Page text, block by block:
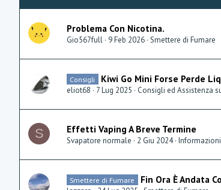
Problema Con Nicotina.
Gio567full 9 Feb 2026 Smettere di Fumare
Consigli Kiwi Go Mini Forse Perde
eliot68 7 Lug 2025 Consigli ed Assistenza
S Effetti Vaping A Breve Termine
Svapatore normale 2 Giu 2024
Smettere di Fumare Fin Ora È Andata